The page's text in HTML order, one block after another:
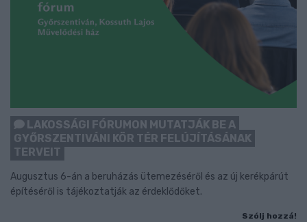
LAKOSSÁGI FÓRUMON MUTATJÁK BE A
GYŐRSZENTIVÁNI KÖR TÉR FELÚJÍTÁSÁNAK
TERVEIT
Augusztus 6-án a beruházás ütemezéséről és az új kerékpárút
építéséről is tájékoztatják az érdeklődőket.
Szólj hozzá!